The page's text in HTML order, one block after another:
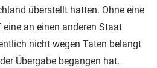
überstellt hatten. Ohne eine
an einen anderen Staat
nicht wegen Taten belangt
Übergabe begangen hat.